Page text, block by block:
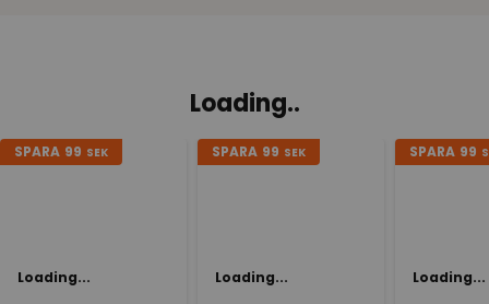
Loading..
SPARA 99 SEK
Loading...
SPARA 99 SEK
Loading...
SPARA 99
Loading...